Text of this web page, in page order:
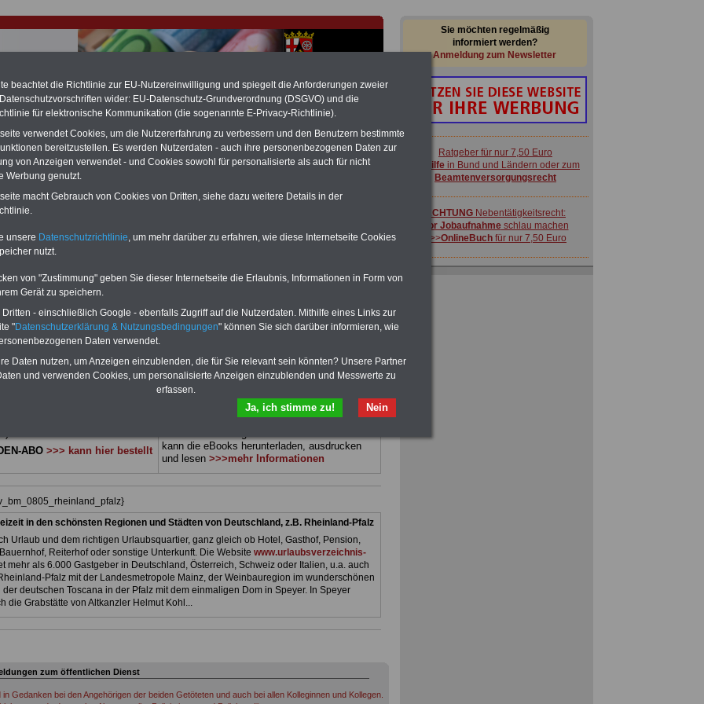
für Beamte & Ruhestandsbeamte (zu geringe Alimentation)
hat die Landesbesoldung von Berlin für die Jahre 2008 bis
erklärt (Berlin muss bisMärz 2027 eine Neuregelung der
die zun hohen Nachzahlungen führen wird). Auch beim Bund
wird es hohe Nachzahlungen geben (Medienberichten
alle (!) Beamte zwischen mind. 3.000 und 13.000 Euro
,rechnen. Der INFO-
hierzu eine Broschüre heraus, die unmittelbar nach dem Beschluss des
der Bundesregierung vorgelegt wird (wahrscheinlich im Quartal.2026
Beamte und den öffentlichen Dienst in Rheinland-Pfalz:
im Jahr 2009
mit 3 Ratgebern für nur
für Beamtinnen
sowie Beihilferecht in Bund und
drei Ratgeber sind übersichtlich
ABO >>> kann hier bestellt
PDF-SERVICE: 10 Bücher bzw. eBooks zu
wichtigen Themen für Beamte und dem Öff.
können Sie zehn Bücher als eBook
herunterladen, auch für Beschäftigte imLand
Rheinland-Pfalz geeignet: die Bücher
behandeln Beamtenrecht, Besoldung, Beihilfe,
Beamtenversorgung, Rund ums Geld,
Nebentätigkeitsrecht, Frauen im öffentl. Dienst.
kann die eBooks herunterladen, ausdrucken
und lesen >>>mehr Informationen
in den schönsten Regionen und Städten von Deutschland, z.B. Rheinland-Pfalz
Urlaub und dem richtigen Urlaubsquartier, ganz gleich ob Hotel, Gasthof, Pension,
Reiterhof oder sonstige Unterkunft. Die Website www.urlaubsverzeichnis-
mehr als 6.000 Gastgeber in Deutschland, Österreich, Schweiz oder Italien, u.a. auch
Pfalz mit der Landesmetropole Mainz, der Weinbauregion im wunderschönen
der deutschen Toscana in der Pfalz mit dem einmaligen Dom in Speyer. In Speyer
die Grabstätte von Altkanzler Helmut Kohl...
zum öffentlichen Dienst
in Gedanken bei den Angehörigen der beiden Getöteten und auch bei allen Kolleginnen und Kollegen.
Sie möchten regelmäßig
informiert werden?
Anmeldung zum Newsletter
Ratgeber für nur 7,50 Euro
Beihilfe in Bund und Ländern oder zum
Beamtenversorgungsrecht
ACHTUNG Nebentätigkeitsrecht:
vor Jobaufnahmeschlau machen
>>>OnlineBuch für nur 7,50 Euro
beachtet die Richtlinie zur EU-Nutzereinwilligung und spiegelt die Anforderungen zweier
wider: EU-Datenschutz-Grundverordnung (DSGVO) und die
für elektronische Kommunikation (die sogenannte E-Privacy-Richtlinie).
verwendet Cookies, um die Nutzererfahrung zu verbessern und den Benutzern bestimmte
bereitzustellen. Es werden Nutzerdaten - auch ihre personenbezogenen Daten zur
von Anzeigen verwendet - und Cookies sowohl für personalisierte als auch für nicht
Werbung genutzt.
macht Gebrauch von Cookies von Dritten, siehe dazu weitere Details in der
unsere Datenschutzrichtlinie , um mehr darüber zu erfahren, wie diese Internetseite Cookies
nutzt.
von "Zustimmung" geben Sie dieser Internetseite die Erlaubnis, Informationen in Form von
Gerät zu speichern.
- einschließlich Google - ebenfalls Zugriff auf die Nutzerdaten. Mithilfe eines Links zur
"Datenschutzerklärung & Nutzungsbedingungen" können Sie sich darüber informieren, wie
Daten verwendet.
Daten nutzen, um Anzeigen einzublenden, die für Sie relevant sein könnten? Unsere Partner
und verwenden Cookies, um personalisierte Anzeigen einzublenden und Messwerte zu
erfassen.
Nein
Ja, ich stimme zu!